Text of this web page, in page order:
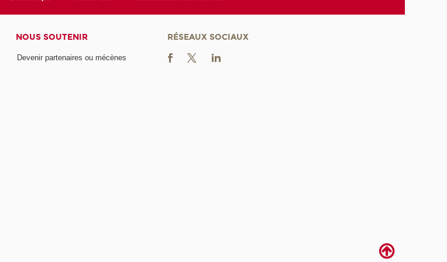
NOUS SOUTENIR
Devenir partenaires ou mécènes
RÉSEAUX SOCIAUX